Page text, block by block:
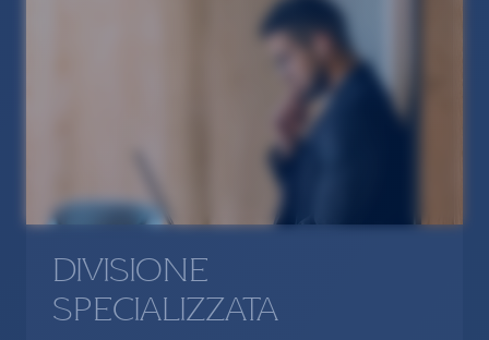
DIVISIONE
SPECIALIZZATA